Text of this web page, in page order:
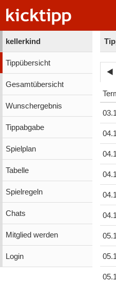
kellerkind
Tippübersicht
Gesamtübersicht
Wunschergebnis
Tippabgabe
Spielplan
Tabelle
Spielregeln
Chats
Mitglied werden
Login